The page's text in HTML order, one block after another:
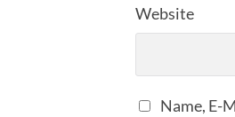
Website
Name, E-